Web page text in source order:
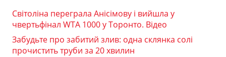
Світоліна переграла Анісімову і вийшла у
чвертьфінал WTA 1000 у Торонто. Відео
Забудьте про забитий злив: одна склянка солі
прочистить труби за 20 хвилин